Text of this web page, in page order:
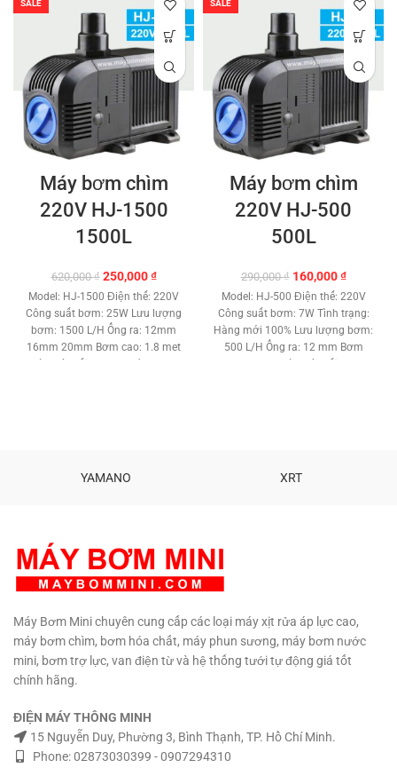
SALE
Máy bơm chìm
220V HJ-1500
1500L
620,000₫ Giá
gốc
là:
620,000 ₫.
250,000₫Giá
hiện
tại
là:
250,000 ₫.
Model: HJ-1500 Điện thế: 220V
Công suất bơm: 25W Lưu lượng
bơm: 1500 L/H Ống ra: 12mm
16mm 20mm Bơm cao: 1.8 met
phẩm với người tiêu dung. Bảo
SALE
Máy bơm chìm
220V HJ-500
500L
290,000₫ Giá
gốc
là:
290,000 ₫.
160,000₫Giá
hiện
tại
là:
160,000
Model: HJ-500 Điện thế: 220V
Công suất bơm: 7W Tình trạng:
Hàng mới 100% Lưu lượng bơm:
500 L/H Ống ra: 12 mm Bơm
hành: 3 thángHổ trợ kỹ thuật
0907294310 – 02873030399
YAMANO XRT
Máy Bơm Mini chuyên cung cấp các loại máy xịt rửa áp lực cao,
máy bơm chìm, bơm hóa chất, máy phun sương, máy bơm nước
mini, bơm trợ lực, van điện từ và hệ thống tưới tự động giá tốt
chính hãng.
ĐIỆN MÁY THÔNG MINH
15 Nguyễn Duy, Phường 3, Bình Thạnh, TP. Hồ Chí Minh.
Phone: 02873030399 - 0907294310